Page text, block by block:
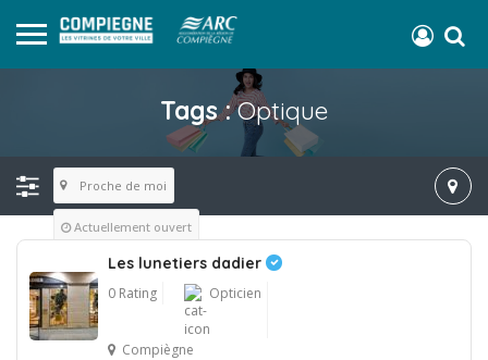
Tags :Optique
Proche de moi
Actuellement ouvert
Les lunetiers dadier
0 Rating Opticien
Compiègne